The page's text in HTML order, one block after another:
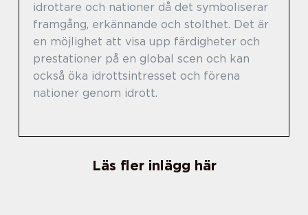
idrottare och nationer då det symboliserar
framgång, erkännande och stolthet. Det är
en möjlighet att visa upp färdigheter och
prestationer på en global scen och kan
också öka idrottsintresset och förena
nationer genom idrott.
Läs fler inlägg här